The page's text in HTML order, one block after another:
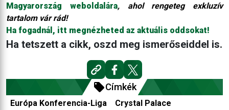
Magyarország weboldalára, ahol rengeteg exkluzív
tartalom vár rád!
Ha fogadnál, itt megnézheted az aktuális oddsokat!
Ha tetszett a cikk, oszd meg ismerőseiddel is.
Címkék
Európa Konferencia-Liga
Crystal Palace